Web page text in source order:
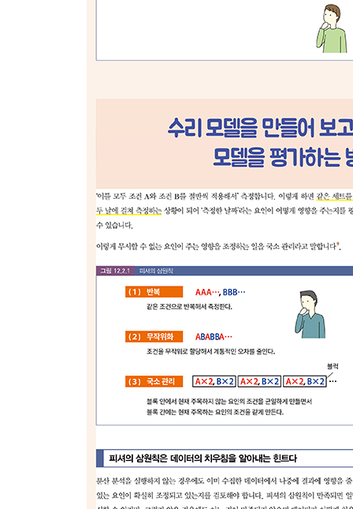
___X 선형이 아닌 모델
▣ 07장: 시계열 모델
___다양한 시계열
___여러 가지 접근법
___트렌드+성분+노이즈
___특정한 비선형 구조가 있는 경우
___시계열이 정상인지를 알아본다
___시간을 설명변수로 사용해서 통계검정을 실행
7.2 관측변수를 사용한 모델
___예측에 사용할 수 있는 모델들
___ARMA 모델
___ARIMA 모델
___SARIMA 모델